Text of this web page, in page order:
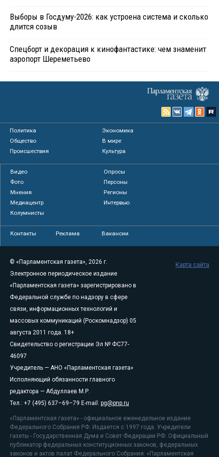
Выборы в Госдуму-2026: как устроена система и сколько
длится созыв
Спецборт и декорация к кинофантастике: чем знаменит
аэропорт Шереметьево
Политика
Экономика
Общество
В мире
Происшествия
Культура
Видео
Опросы
Фото
Персоны
Мнения
Регионы
Медиацентр
Интервью
Колумнисты
Контакты Реклама Вакансии
© «Парламентская газета», 2026 г.
Электронное периодическое издание
«Парламентская газета» зарегистрировано в
Федеральной службе по надзору в сфере
связи, информационных технологий и
массовых коммуникаций (Роскомнадзор) 05
августа 2011 года. 18+
Свидетельство о регистрации Эл № ФС77-
46097
Учредитель — АНО «Парламентская газета»
Исполняющий обязанности главного
редактора — Абдуллаев М.Р.
Тел.: +7 (495) 637–69–79 E-mail: pg@pnp.ru
«Парламентская газета» - официальное еженедельное издание
Федерального Собрания РФ. Издается с 1997 года. Учредители
газеты - Государственная Дума и Совет Федерации РФ. Официальный
публикатор федеральных конституционных законов, федеральных
законов и актов палат Федерального Собрания. «Парламентская
Карта сайта